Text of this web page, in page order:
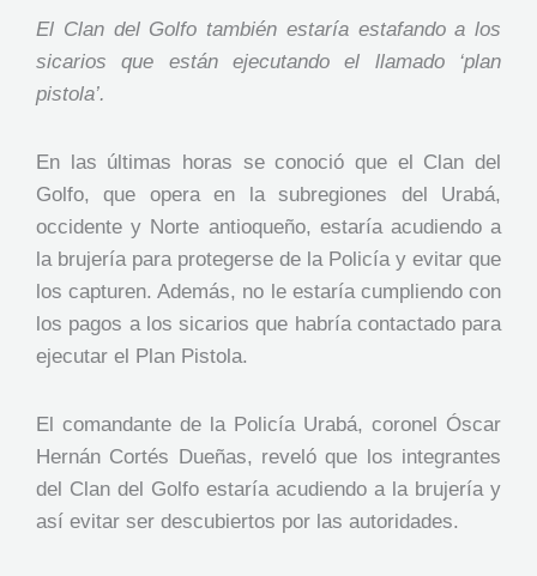
El Clan del Golfo también estaría estafando a los
sicarios que están ejecutando el llamado ‘plan
pistola’.
En las últimas horas se conoció que el Clan del
Golfo, que opera en la subregiones del Urabá,
occidente y Norte antioqueño, estaría acudiendo a
la brujería para protegerse de la Policía y evitar que
los capturen. Además, no le estaría cumpliendo con
los pagos a los sicarios que habría contactado para
ejecutar el Plan Pistola.
El comandante de la Policía Urabá, coronel Óscar
Hernán Cortés Dueñas, reveló que los integrantes
del Clan del Golfo estaría acudiendo a la brujería y
así evitar ser descubiertos por las autoridades.